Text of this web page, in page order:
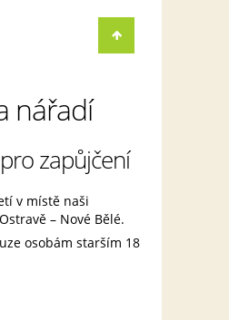
nářadí
zapůjčení
v místě naši
– Nové Bělé.
osobám starším 18